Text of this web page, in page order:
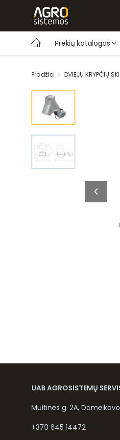
Prekių katalogas
Pradžia DVIEJŲ KRYPČIŲ
UAB AGROSISTEMŲ
Muitinės g. 2A,
+370 645 14472